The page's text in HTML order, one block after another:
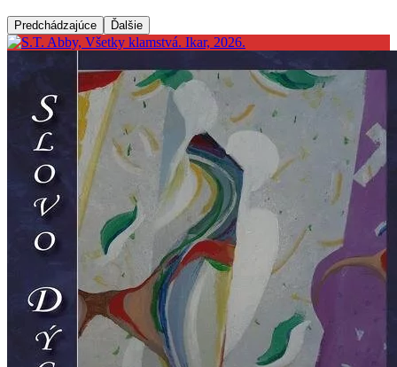
Predchádzajúce Ďalšie